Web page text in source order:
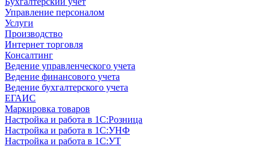
Управление персоналом
Услуги
Производство
Интернет торговля
Консалтинг
Ведение управленческого учета
Ведение финансового учета
Ведение бухгалтерского учета
ЕГАИС
Маркировка товаров
Настройка и работа в 1С:Розница
Настройка и работа в 1С:УНФ
Настройка и работа в 1С:УТ